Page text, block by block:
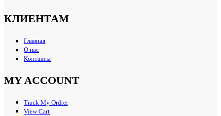
КЛИЕНТАМ
Главная
О нас
Контакты
MY ACCOUNT
Track My Ordrer
View Cart